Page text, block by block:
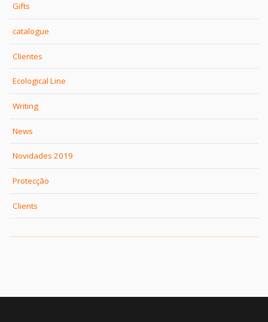
Gifts
catalogue
Clientes
Ecological Line
Writing
News
Novidades 2019
Protecção
Clients